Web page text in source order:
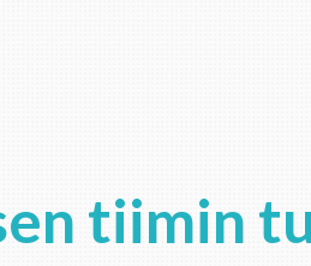
tiimin